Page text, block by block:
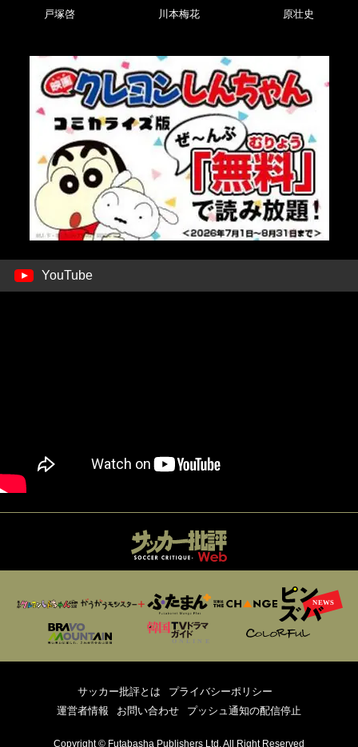
戸塚啓 川本梅花 原壮史
YouTube
サッカー批評とは
プライバシーポリシー
運営者情報
お問い合わせ プッシュ通知の配信停止
Copyright © Futabasha Publishers Ltd. All Right Reserved